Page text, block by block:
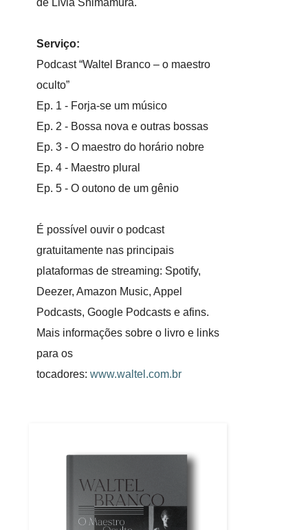
de Livia Shimamura.
Serviço:
Podcast “Waltel Branco – o maestro
oculto”
Ep. 1 - Forja-se um músico
Ep. 2 - Bossa nova e outras bossas
Ep. 3 - O maestro do horário nobre
Ep. 4 - Maestro plural
Ep. 5 - O outono de um gênio
É possível ouvir o podcast
gratuitamente nas principais
plataformas de streaming: Spotify,
Deezer, Amazon Music, Appel
Podcasts, Google Podcasts e afins.
Mais informações sobre o livro e links
para os
tocadores: www.waltel.com.br